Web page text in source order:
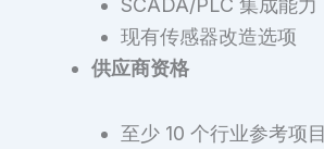
SCADA/PLC 集成能力
现有传感器改造选项
供应商资格
至少 10 个行业参考项目